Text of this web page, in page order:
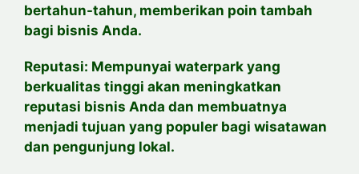
bertahun-tahun, memberikan poin tambah
bagi bisnis Anda.
Reputasi: Mempunyai waterpark yang
berkualitas tinggi akan meningkatkan
reputasi bisnis Anda dan membuatnya
menjadi tujuan yang populer bagi wisatawan
dan pengunjung lokal.